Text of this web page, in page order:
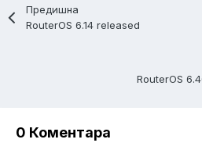
Предишна
RouterOS 6.14 released
RouterOS
0 Коментара